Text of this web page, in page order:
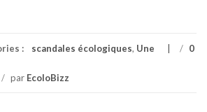
: scandales écologiques, Une / 0
/ par EcoloBizz